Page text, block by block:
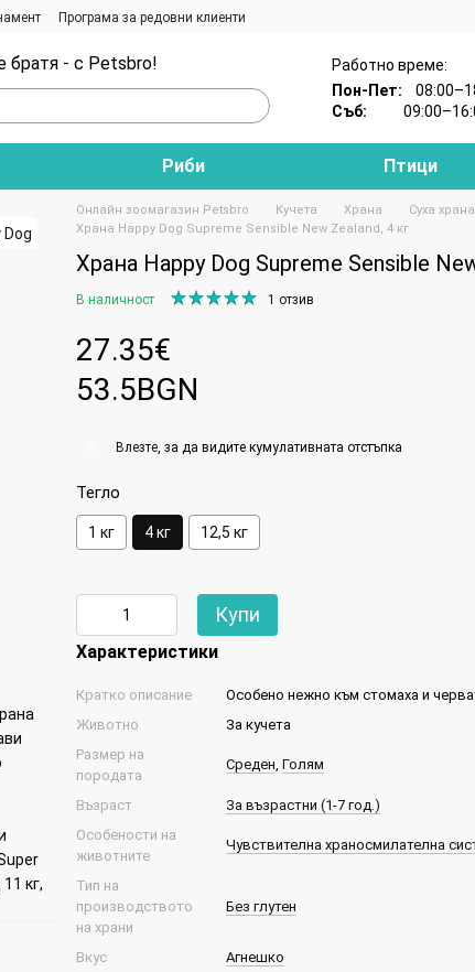
Програма за редовни клиенти
братя - с Petsbro!
Работно време:
Пон-Пет:
Съб:
Риби Птици
кг,
Онлайн зоомагазин Petsbro Кучета Храна
Суха
Храна Happy Dog Supreme Sensible New Zealand, 4 кг
Храна Happy Dog Supreme Sensible
В наличност 1 отзив
27.35€
53.5BGN
Влезте , за да видите кумулативната отстъпка
Тегло
1 кг 4 кг 12,5 кг
Купи
Характеристики
Кратко описание
Особено нежно към стомаха и
Животно
За кучета
Размер на
породата
Среден, Голям
Възраст
За възрастни (1-7 год.)
Особености на
животните
Чувствителна храносмилателна
Тип на
производството
на храни
Без глутен
Вкус
Агнешко